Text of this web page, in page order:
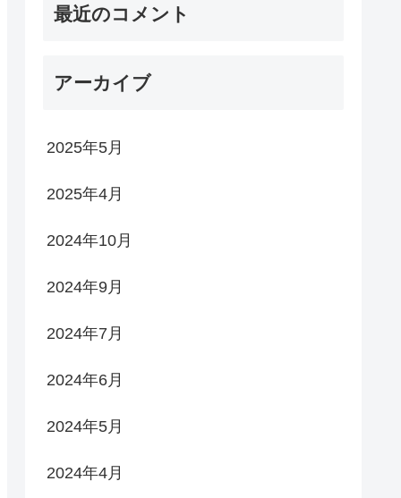
最近のコメント
アーカイブ
2025年5月
2025年4月
2024年10月
2024年9月
2024年7月
2024年6月
2024年5月
2024年4月